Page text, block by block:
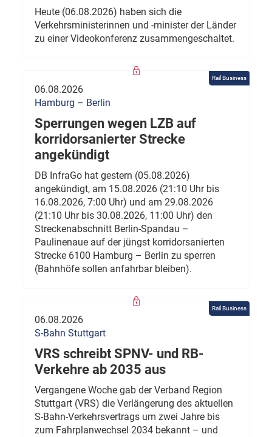
Heute (06.08.2026) haben sich die
Verkehrsministerinnen und -minister der Länder
zu einer Videokonferenz zusammengeschaltet.
Rail Business
06.08.2026
Hamburg – Berlin
Sperrungen wegen LZB auf
korridorsanierter Strecke
angekündigt
DB InfraGo hat gestern (05.08.2026)
angekündigt, am 15.08.2026 (21:10 Uhr bis
16.08.2026, 7:00 Uhr) und am 29.08.2026
(21:10 Uhr bis 30.08.2026, 11:00 Uhr) den
Streckenabschnitt Berlin-Spandau –
Paulinenaue auf der jüngst korridorsanierten
Strecke 6100 Hamburg – Berlin zu sperren
(Bahnhöfe sollen anfahrbar bleiben).
Rail Business
06.08.2026
S-Bahn Stuttgart
VRS schreibt SPNV- und RB-
Verkehre ab 2035 aus
Vergangene Woche gab der Verband Region
Stuttgart (VRS) die Verlängerung des aktuellen
S-Bahn-Verkehrsvertrags um zwei Jahre bis
zum Fahrplanwechsel 2034 bekannt – und